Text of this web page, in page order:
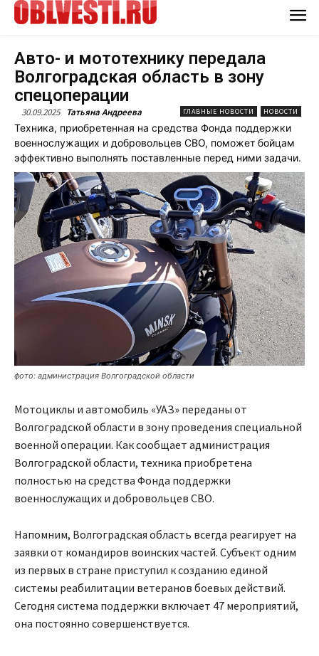
Авто- и мототехнику передала
Волгоградская область в зону
спецоперации
30.09.2025 Татьяна Андреева ГЛАВНЫЕ НОВОСТИ НОВОСТИ
Техника, приобретенная на средства Фонда поддержки
военнослужащих и добровольцев СВО, поможет бойцам
эффективно выполнять поставленные перед ними задачи.
фото: администрация Волгоградской области
Мотоциклы и автомобиль «УАЗ» переданы от
Волгоградской области в зону проведения специальной
военной операции. Как сообщает администрация
Волгоградской области, техника приобретена
полностью на средства Фонда поддержки
военнослужащих и добровольцев СВО.
Напомним, Волгоградская область всегда реагирует на
заявки от командиров воинских частей. Субъект одним
из первых в стране приступил к созданию единой
системы реабилитации ветеранов боевых действий.
Сегодня система поддержки включает 47 мероприятий,
она постоянно совершенствуется.